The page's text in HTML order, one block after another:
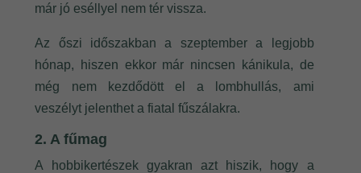
már jó eséllyel nem tér vissza.
Az őszi időszakban a szeptember a legjobb
hónap, hiszen ekkor már nincsen kánikula, de
még nem kezdődött el a lombhullás, ami
veszélyt jelenthet a fiatal fűszálakra.
2. A fűmag
A hobbikertészek gyakran azt hiszik, hogy a